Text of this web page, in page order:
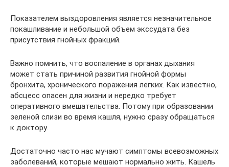
Показателем выздоровления является незначительное
покашливание и небольшой объем экссудата без
присутствия гнойных фракций.
Важно помнить, что воспаление в органах дыхания
может стать причиной развития гнойной формы
бронхита, хронического поражения легких. Как известно,
абсцесс опасен для жизни и нередко требует
оперативного вмешательства. Потому при образовании
зеленой слизи во время кашля, нужно сразу обращаться
к доктору.
Достаточно часто нас мучают симптомы всевозможных
заболеваний, которые мешают нормально жить. Кашель